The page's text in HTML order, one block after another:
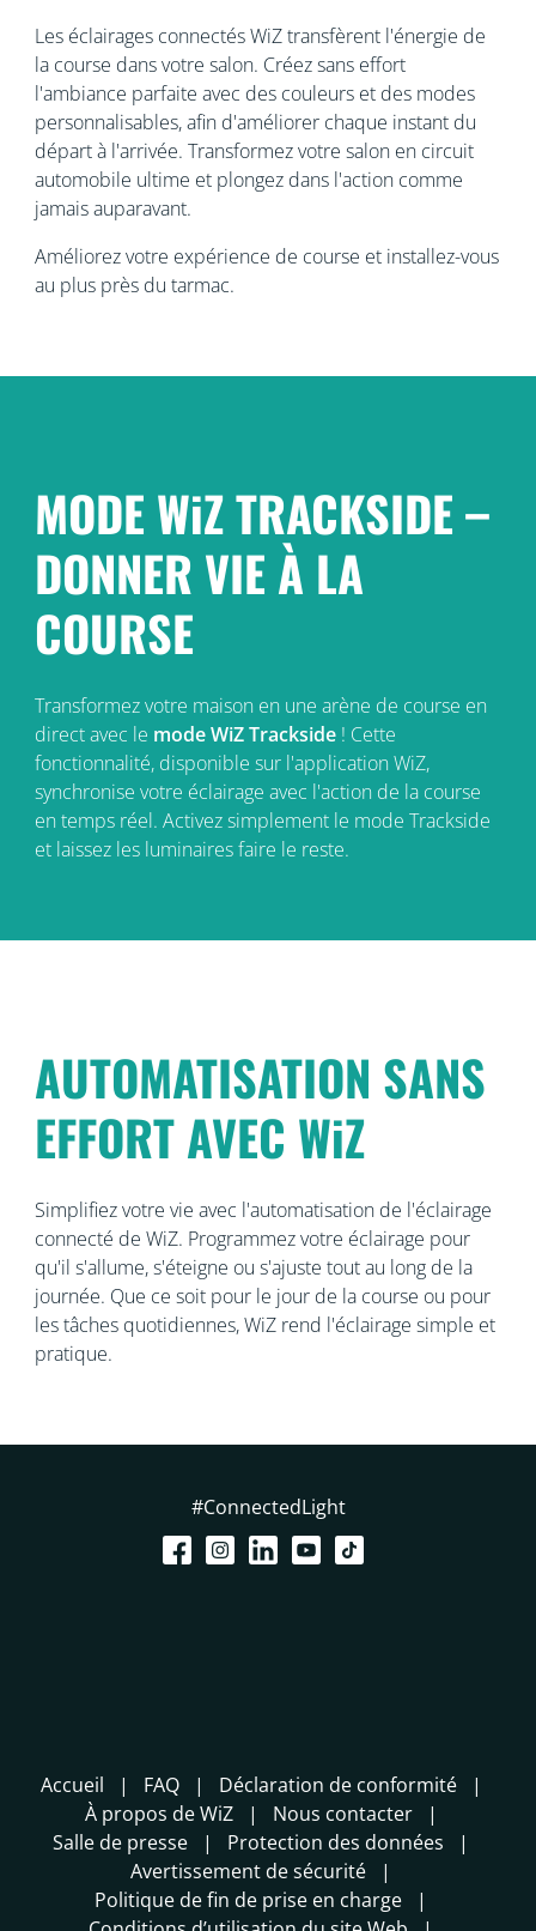
Les éclairages connectés WiZ transfèrent l'énergie de
la course dans votre salon. Créez sans effort
l'ambiance parfaite avec des couleurs et des modes
personnalisables, afin d'améliorer chaque instant du
départ à l'arrivée. Transformez votre salon en circuit
automobile ultime et plongez dans l'action comme
jamais auparavant.
Améliorez votre expérience de course et installez-vous
au plus près du tarmac.
MODE WiZ TRACKSIDE –
DONNER VIE À LA
COURSE
Transformez votre maison en une arène de course en
direct avec le mode WiZ Trackside! Cette
fonctionnalité, disponible sur l'application WiZ,
synchronise votre éclairage avec l'action de la course
en temps réel. Activez simplement le mode Trackside
et laissez les luminaires faire le reste.
AUTOMATISATION SANS
EFFORT AVEC WiZ
Simplifiez votre vie avec l'automatisation de l'éclairage
connecté de WiZ. Programmez votre éclairage pour
qu'il s'allume, s'éteigne ou s'ajuste tout au long de la
journée. Que ce soit pour le jour de la course ou pour
les tâches quotidiennes, WiZ rend l'éclairage simple et
pratique.
#ConnectedLight
Accueil FAQ
Déclaration de conformité
À propos de WiZ
Nous contacter
Salle de presse
Protection des données
Avertissement de sécurité
Politique de fin de prise en charge